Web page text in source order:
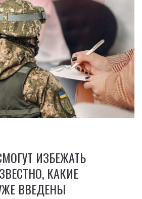
ИЗБЕЖАТЬ
КАКИЕ
ВВЕДЕНЫ